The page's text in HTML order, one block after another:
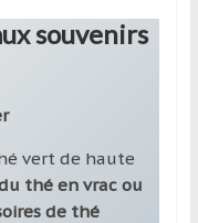
souvenirs
vert de haute
thé en vrac ou
de thé